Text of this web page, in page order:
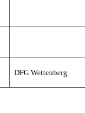
DFG Wettenberg